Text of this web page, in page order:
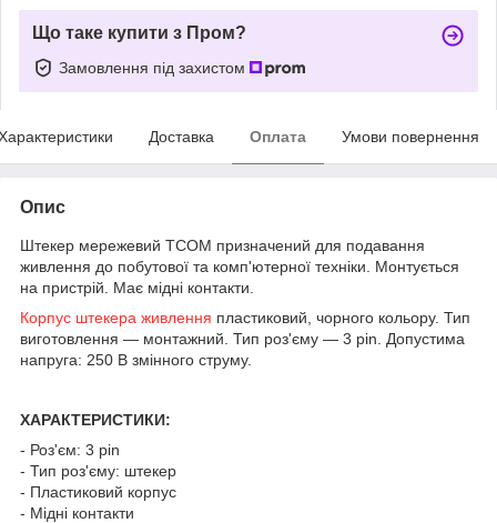
Що таке купити з Пром?
Замовлення під захистом
Доставка Оплата Умови повернення
Опис
Штекер мережевий TCOM призначений для подавання
живлення до побутової та комп'ютерної техніки. Монтується
на пристрій. Має мідні контакти.
Корпус штекера живлення пластиковий, чорного кольору. Тип
виготовлення — монтажний. Тип роз'єму — 3 pin. Допустима
напруга: 250 В змінного струму.
ХАРАКТЕРИСТИКИ:
- Роз'єм: 3 pin
- Тип роз'єму: штекер
- Пластиковий корпус
- Мідні контакти